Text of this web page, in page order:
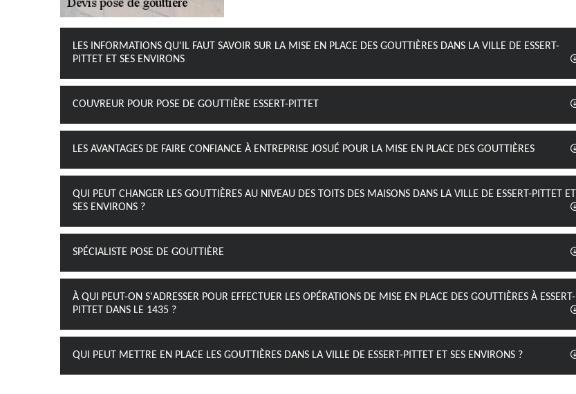
LES INFORMATIONS QU'IL FAUT SAVOIR SUR LA MISE EN PLACE DES GOUTTIÈRES DANS LA VILLE DE ESSERT-
PITTET ET SES ENVIRONS
COUVREUR POUR POSE DE GOUTTIÈRE ESSERT-PITTET
LES AVANTAGES DE FAIRE CONFIANCE À ENTREPRISE JOSUÉ POUR LA MISE EN PLACE DES GOUTTIÈRES
QUI PEUT CHANGER LES GOUTTIÈRES AU NIVEAU DES TOITS DES MAISONS DANS LA VILLE DE ESSERT-PITTET ET
SES ENVIRONS ?
SPÉCIALISTE POSE DE GOUTTIÈRE
À QUI PEUT-ON S'ADRESSER POUR EFFECTUER LES OPÉRATIONS DE MISE EN PLACE DES GOUTTIÈRES À ESSERT-
PITTET DANS LE 1435 ?
QUI PEUT METTRE EN PLACE LES GOUTTIÈRES DANS LA VILLE DE ESSERT-PITTET ET SES ENVIRONS ?